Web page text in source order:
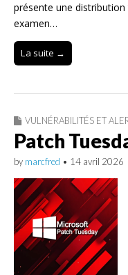
présente une
examen…
La suite →
VULNÉRABILITÉS ET
Patch
by marcfred • 14 avril 2026